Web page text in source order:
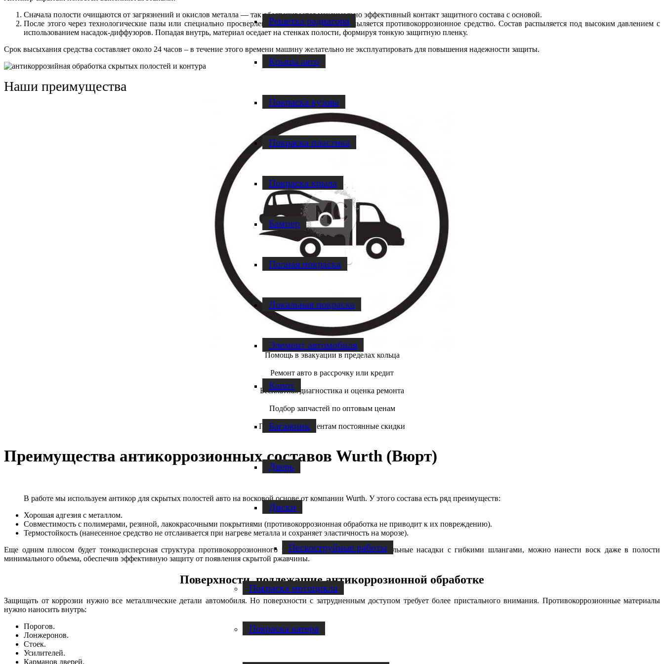
Решетка радиатора
Крыша авто
Покраска кузова
Покраска пластика
Покраска крыла
Бампер
Полная покраска
Локальная покраска
Элемент автомобиля
Капот
Багажник
Дверь
Диски
Пескоструйные работы
Покраска мотоцикла
Покраска катера
Сначала полости очищаются от загрязнений и окислов металла — так обеспечивается максимально эффективный контакт защитного состава с основой.
После этого через технологические пазы или специально просверленные отверстия внутрь напыляется противокоррозионное средство. Состав распыляется под высоким давлением с
использованием насадок-диффузоров. Попадая внутрь, материал оседает на стенках полости, формируя тонкую защитную пленку.
Срок высыхания средства составляет около 24 часов – в течение этого времени машину желательно не эксплуатировать для повышения надежности защиты.
Наши преимущества
Помощь в эвакуации в пределах кольца
Ремонт авто в рассрочку или кредит
Бесплатная диагностика и оценка ремонта
Подбор запчастей по оптовым ценам
Постоянным клиентам постоянные скидки
Преимущества антикоррозионных составов Wurth (Вюрт)
В работе мы используем антикор для скрытых полостей авто на восковой основе от компании Wurth. У этого состава есть ряд преимуществ:
Хорошая адгезия с металлом.
Совместимость с полимерами, резиной, лакокрасочными покрытиями (противокоррозионная обработка не приводит к их повреждению).
Термостойкость (нанесенное средство не отслаивается при нагреве металла и сохраняет эластичность на морозе).
Еще одним плюсом будет тонкодисперсная структура противокоррозионного воска Wurth. Используя специальные насадки с гибкими шлангами, можно нанести воск даже в полости
минимального объема, обеспечив эффективную защиту от появления скрытой ржавчины.
Поверхности, подлежащие антикоррозионной обработке
Защищать от коррозии нужно все металлические детали автомобиля. Но поверхности с затрудненным доступом требует более пристального внимания. Противокоррозионные материалы
нужно наносить внутрь:
Порогов.
Лонжеронов.
Стоек.
Усилителей.
Карманов дверей.